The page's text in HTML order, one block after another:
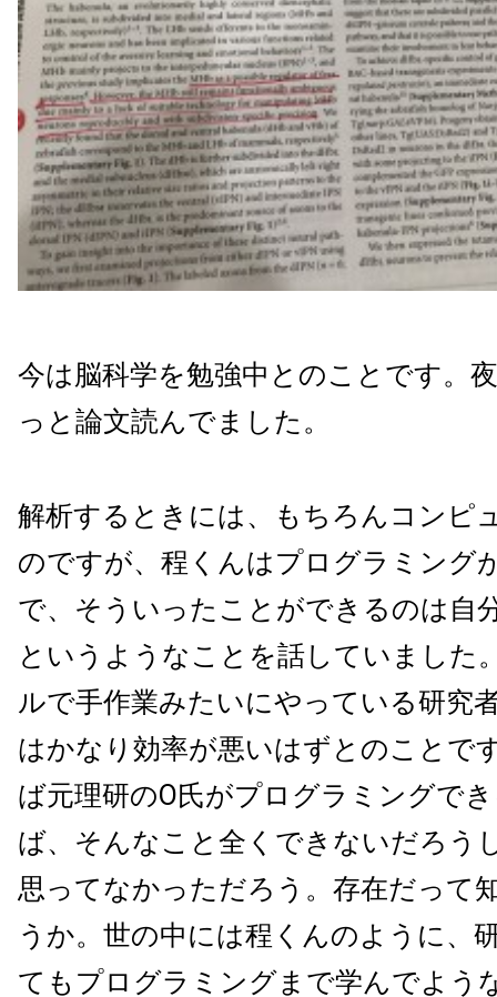
今は脳科学を勉強中とのことです。
っと論文読んでました。
解析するときには、もちろんコンピ
のですが、程くんはプログラミング
で、そういったことができるのは自
というようなことを話していました
ルで手作業みたいにやっている研究
はかなり効率が悪いはずとのことで
ば元理研のO氏がプログラミングで
ば、そんなこと全くできないだろう
思ってなかっただろう。存在だって
うか。世の中には程くんのように、
てもプログラミングまで学んでよう